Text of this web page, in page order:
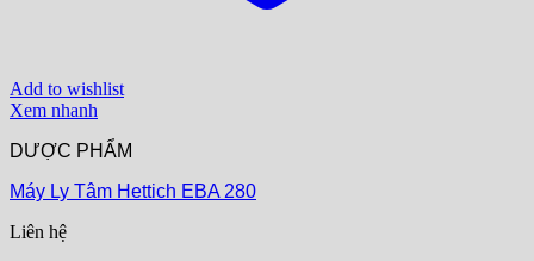
Add to wishlist
Xem nhanh
DƯỢC PHẨM
Máy Ly Tâm Hettich EBA 280
Liên hệ